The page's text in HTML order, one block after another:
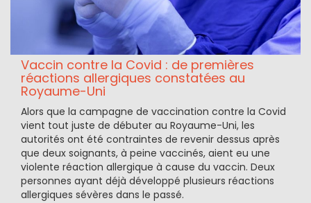
Vaccin contre la Covid : de premières
réactions allergiques constatées au
Royaume-Uni
Alors que la campagne de vaccination contre la Covid
vient tout juste de débuter au Royaume-Uni, les
autorités ont été contraintes de revenir dessus après
que deux soignants, à peine vaccinés, aient eu une
violente réaction allergique à cause du vaccin. Deux
personnes ayant déjà développé plusieurs réactions
allergiques sévères dans le passé.